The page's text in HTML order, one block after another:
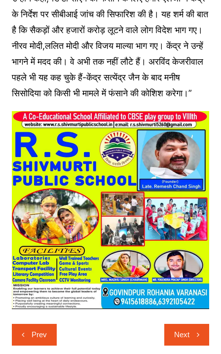
के निर्देश पर सीबीआई जांच की सिफारिश की है। यह शर्म की बात
है कि सैकड़ों और हजारों करोड़ लूटने वाले लोग विदेश भाग गए।
नीरव मोदी,ललित मोदी और विजय माल्या भाग गए। केंद्र ने उन्हें
भागने में मदद की। वे अभी तक नहीं लौटे हैं। अरविंद केजरीवाल
पहले भी यह कह चुके हैं-केंद्र सत्येंद्र जैन के बाद मनीष
सिसोदिया को किसी भी मामले में फंसाने की कोशिश करेगा।”
Post
navigation
Prev Next